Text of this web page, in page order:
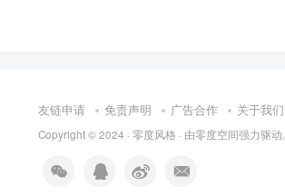
友链申请 免责声明 广告合作 关于我们
Copyright © 2024 · 零度风格 · 由零度空间强力驱动.